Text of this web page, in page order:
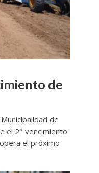
de
de
el 2° vencimiento
el próximo